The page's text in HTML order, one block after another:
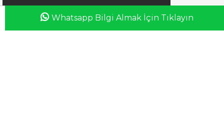
iletisim@esswaap.com
Whatsapp Bilgi Almak İçin Tıklayın
Anasayfa Favorilerim Sepetim Üye Girişi